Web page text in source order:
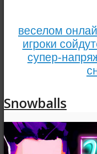
веселом
игроки
супер-
Snowballs